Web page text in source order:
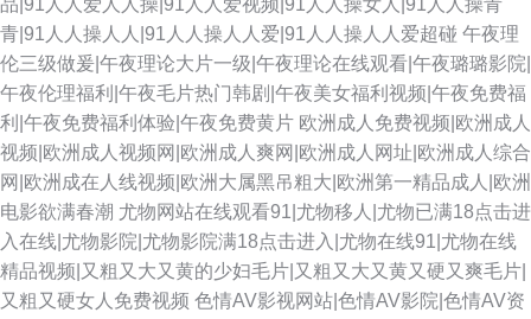
品|91人人爱人人操|91人人爱视频|91人人操女人|91人人操青
青|91人人操人人|91人人操人人爱|91人人操人人爱超碰 午夜理
伦三级做爰|午夜理论大片一级|午夜理论在线观看|午夜璐璐影院|
午夜伦理福利|午夜毛片热门韩剧|午夜美女福利视频|午夜免费福
利|午夜免费福利体验|午夜免费黄片 欧洲成人免费视频|欧洲成人
视频|欧洲成人视频网|欧洲成人爽网|欧洲成人网址|欧洲成人综合
网|欧洲成在人线视频|欧洲大属黑吊粗大|欧洲第一精品成人|欧洲
电影欲满春潮 尤物网站在线观看91|尤物移人|尤物已满18点击进
入在线|尤物影院|尤物影院满18点击进入|尤物在线91|尤物在线
精品视频|又粗又大又黄的少妇毛片|又粗又大又黄又硬又爽毛片|
又粗又硬女人免费视频 色情AV影视网站|色情AV影院|色情AV资